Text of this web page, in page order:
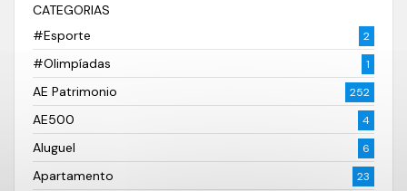
CATEGORIAS
#Esporte
2
#Olimpíadas 1
AE Patrimonio 252
AE500 4
Aluguel 6
Apartamento 23